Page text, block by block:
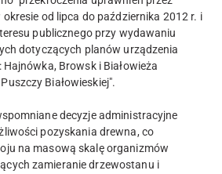
od lipca do października 2012 r. i
publicznego przy wydawaniu
dotyczących planów urządzenia
Browsk i Białowieża
Białowieskiej".
decyzje administracyjne
pozyskania drewna, co
na masową skalę organizmów
zamieranie drzewostanu i